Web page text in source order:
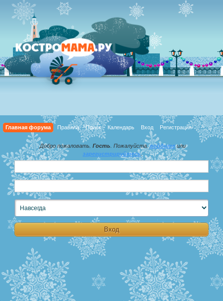
Главная форума Правила Поиск Календарь Вход Регистрация
Добро пожаловать, Гость . Пожалуйста,войдитеили
зарегистрируйтесь.